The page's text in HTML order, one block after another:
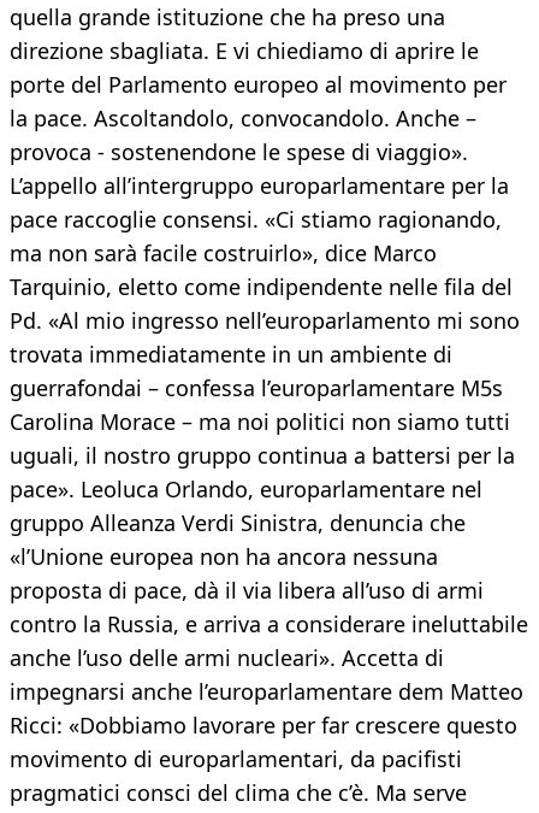
quella grande istituzione che ha preso una
direzione sbagliata. E vi chiediamo di aprire le
porte del Parlamento europeo al movimento per
la pace. Ascoltandolo, convocandolo. Anche –
provoca - sostenendone le spese di viaggio».
L’appello all’intergruppo europarlamentare per la
pace raccoglie consensi. «Ci stiamo ragionando,
ma non sarà facile costruirlo», dice Marco
Tarquinio, eletto come indipendente nelle fila del
Pd. «Al mio ingresso nell’europarlamento mi sono
trovata immediatamente in un ambiente di
guerrafondai – confessa l’europarlamentare M5s
Carolina Morace – ma noi politici non siamo tutti
uguali, il nostro gruppo continua a battersi per la
pace». Leoluca Orlando, europarlamentare nel
gruppo Alleanza Verdi Sinistra, denuncia che
«l’Unione europea non ha ancora nessuna
proposta di pace, dà il via libera all’uso di armi
contro la Russia, e arriva a considerare ineluttabile
anche l’uso delle armi nucleari». Accetta di
impegnarsi anche l’europarlamentare dem Matteo
Ricci: «Dobbiamo lavorare per far crescere questo
movimento di europarlamentari, da pacifisti
pragmatici consci del clima che c’è. Ma serve